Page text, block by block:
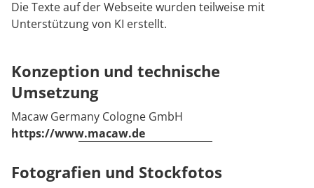
Die Texte auf der Webseite wurden teilweise mit
Unterstützung von KI erstellt.
Konzeption und technische
Umsetzung
Macaw Germany Cologne GmbH
https://www.macaw.de
Fotografien und Stockfotos